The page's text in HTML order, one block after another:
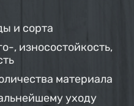
и сорта
, износостойкость,
материала
уходу